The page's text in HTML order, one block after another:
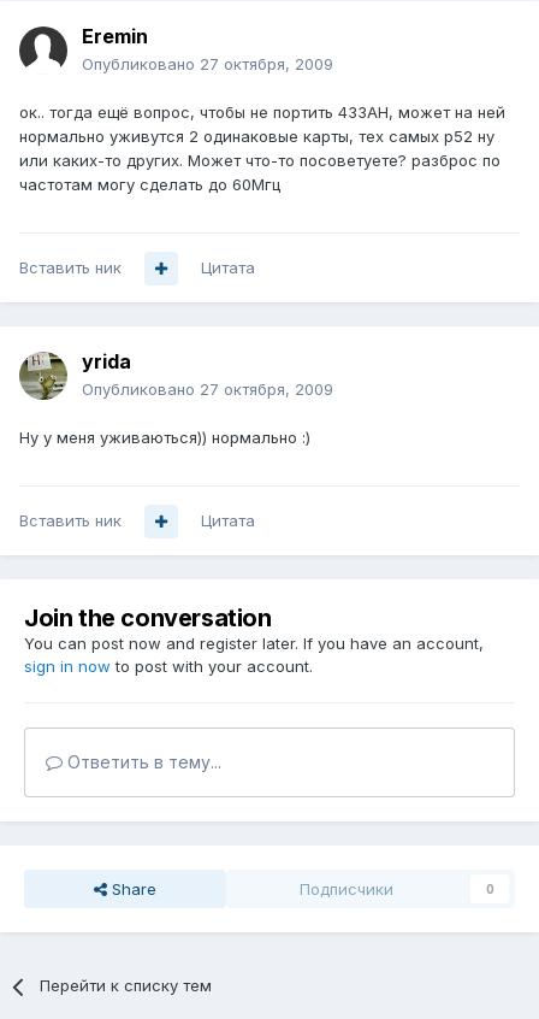
Eremin
Опубликовано 27 октября, 2009
ок.. тогда ещё вопрос, чтобы не портить 433АН, может на ней
нормально уживутся 2 одинаковые карты, тех самых р52 ну
или каких-то других. Может что-то посоветуете? разброс по
частотам могу сделать до 60Мгц
Вставить ник Цитата
yrida
Опубликовано 27 октября, 2009
Ну у меня уживаються)) нормально :)
Вставить ник Цитата
Join the conversation
You can post now and register later. If you have an account,
sign in now to post with your account.
Ответить в тему...
Share Подписчики 0
Перейти к списку тем